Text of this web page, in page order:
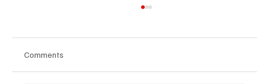
Comments